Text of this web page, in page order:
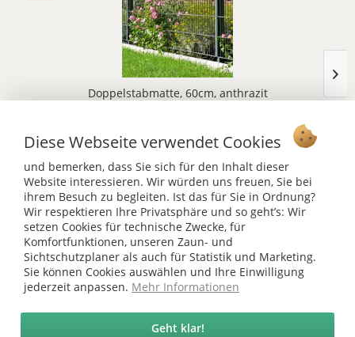
Doppelstabmatte, 60cm, anthrazit
Grundpreis: 8,80 €/ m
zwei Qualitäten
Vertrag widerrufen
Ab 75 € versandkostenfrei *
Service Hotline
Diese Webseite verwendet Cookies
und bemerken, dass Sie sich für den Inhalt dieser
Website interessieren. Wir würden uns freuen, Sie bei
ihrem Besuch zu begleiten. Ist das für Sie in Ordnung?
Wir respektieren Ihre Privatsphäre und so geht’s: Wir
setzen Cookies für technische Zwecke, für
Komfortfunktionen, unseren Zaun- und
Sichtschutzplaner als auch für Statistik und Marketing.
Sie können Cookies auswählen und Ihre Einwilligung
jederzeit anpassen. Mehr Informationen
Geht klar!